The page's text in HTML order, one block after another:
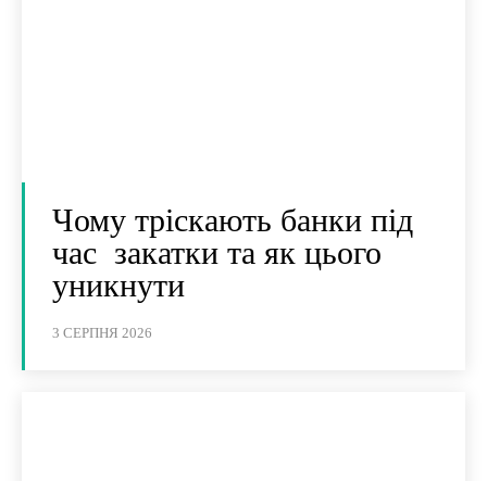
Чому тріскають банки під
час закатки та як цього
уникнути
3 СЕРПНЯ 2026